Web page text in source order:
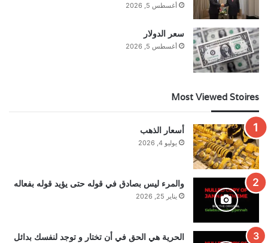
أغسطس 5, 2026
سعر الدولار
أغسطس 5, 2026
Most Viewed Stoires
أسعار الذهب
يوليو 4, 2026
والمرء ليس بصادق في قوله حتى يؤيد قوله بفعاله
يناير 25, 2026
الحرية هي الحق في أن تختار و توجد لنفسك بدائل